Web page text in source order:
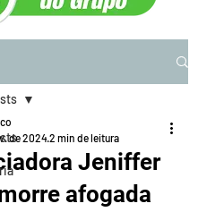
Jeniffer
afogada
de 20242 min de leitura